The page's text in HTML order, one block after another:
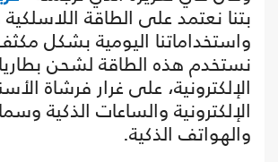
بتنا نعتمد على الطاقة
واستخداماتنا اليومية بشكل
نستخدم هذه الطاقة لشحن
الإلكترونية، على غرار فرشاة
الإلكترونية والساعات الذكية
والهواتف الذكية.